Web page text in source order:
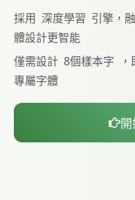
採用 深度學習 引擎，
體設計更智能
僅需設計 8個樣本字
專屬字體